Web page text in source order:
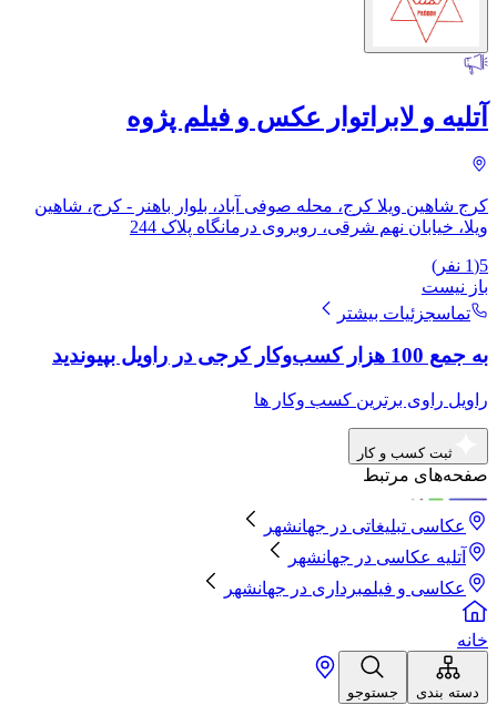
آتلیه و لابراتوار عکس و فیلم پژوه
کرج شاهین ویلا کرج، محله صوفی آباد، بلوار باهنر - کرج، شاهین
ویلا، خیابان نهم شرقی، روبروی درمانگاه پلاک 244
5
(
1 نفر)
باز نیست
تماسجزئیات بیشتر
به جمع 100 هزار کسب‌وکار کرجی در راویل بپیوندید
راویل راوی برترین کسب وکار ها
ثبت کسب و کار
صفحه‌های مرتبط
عکاسی تبلیغاتی در جهانشهر
آتلیه عکاسی در جهانشهر
عکاسی و فیلمبرداری در جهانشهر
خانه
دسته بندی جستوجو